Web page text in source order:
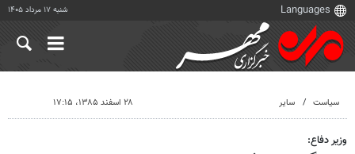
شنبه ۱۷ مرداد ۱۴۰۵
سیاست سایر ۲۸ اسفند ۱۳۸۵، ۱۷:۱۵
وزیر دفاع: